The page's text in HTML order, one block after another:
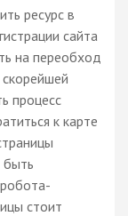
ресурс в
сайта
на переобход
процесс
к карте
стоит